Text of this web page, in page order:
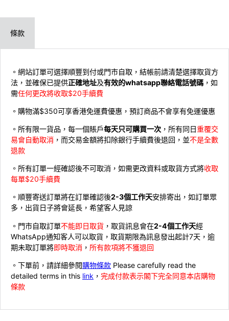
條款
。網站訂單可選擇順豐到付或門市自取，結帳前請清楚選擇取貨方
法，並確保已提供正確地址及有效的whatsapp聯絡電話號碼 ，如
需任何更改將收取$20手續費
。購物滿$350可享香港免運費優惠，預訂商品不會享有免運優惠
。所有限一貨品，每一個賬戶每天只可購買一次 ，所有同日重覆交
易會自動取消 ，而交易金額將扣除銀行手續費後退回，並不是全數
退款
。所有訂單一經確認後不可取消，如需更改資料或取貨方式將收取
每單$20手續費
。順豐寄送訂單將在訂單確認後2-3個工作天安排寄出，如訂單眾
多，出貨日子將會延長，希望客人見諒
。門市自取訂單不能即日取貨 ，取貨訊息會在2-4個工作天經
WhatsApp通知客人可以取貨，取貨期限為訊息發出起計7天，逾
期未取訂單將即時取消 ， 所有款項將不獲退回
。下單前，請詳細參閱購物條款 Please carefully read the
detailed terms in this link ， 完成付款表示閣下完全同意本店購物
條款